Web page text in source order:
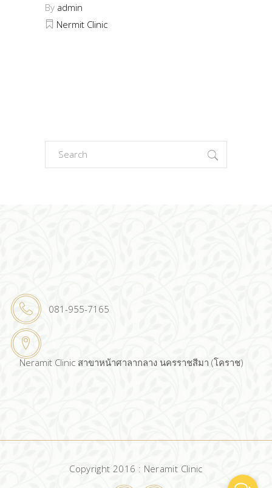
By admin
Nermit Clinic
Search
for:
081-955-7165
Neramit Clinic สาขาหน้าศาลากลาง นครราชสีมา (โคราช)
Copyright 2016 : Neramit Clinic